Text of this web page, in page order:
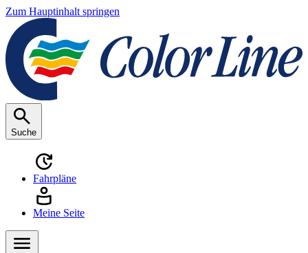
Zum Hauptinhalt springen
Suche
Fahrpläne
Meine Seite